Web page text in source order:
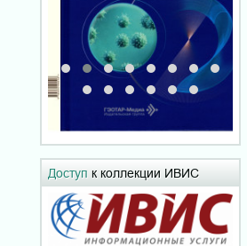
Доступ к коллекции ИВИС